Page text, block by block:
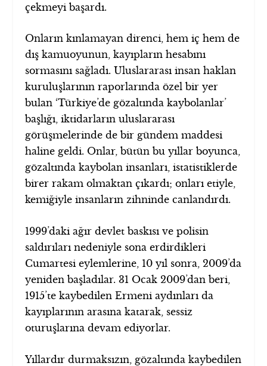
çekmeyi başardı.
Onların kınlamayan direnci, hem iç hem de
dış kamuoyunun, kayıpların hesabını
sormasını sağladı. Uluslararası insan haklan
kuruluşlarının raporlarında özel bir yer
bulan ‘Türkiye’de gözaltında kaybolanlar’
başlığı, iktidarların uluslararası
görüşmelerinde de bir gündem maddesi
haline geldi. Onlar, bütün bu yıllar boyunca,
gözaltında kaybolan insanları, istatistiklerde
birer rakam olmaktan çıkardı; onları etiyle,
kemiğiyle insanların zihninde canlandırdı.
1999’daki ağır devlet baskısı ve polisin
saldırıları nedeniyle sona erdirdikleri
Cumartesi eylemlerine, 10 yıl sonra, 2009’da
yeniden başladılar. 31 Ocak 2009’dan beri,
1915’te kaybedilen Ermeni aydınları da
kayıplarının arasına katarak, sessiz
oturuşlarına devam ediyorlar.
Yıllardır durmaksızın, gözaltında kaybedilen